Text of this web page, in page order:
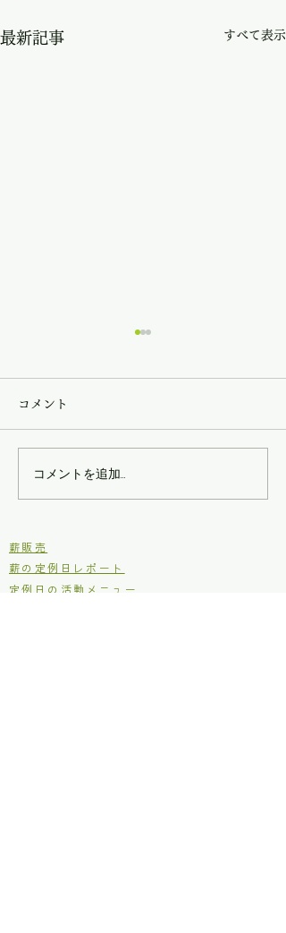
最新記事 すべて表示
香りプロジェクト本格始
コメント
コメントを追加…
​薪販売
薪の定例日レポート
定例日の活動メニュー